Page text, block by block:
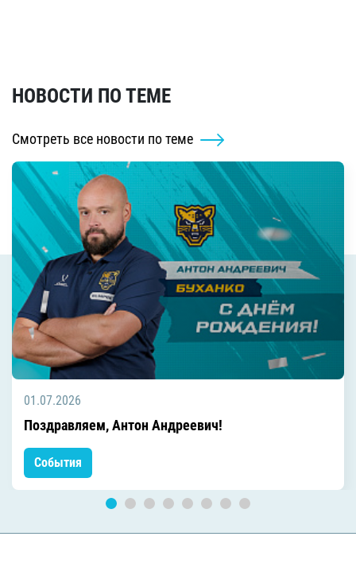
НОВОСТИ ПО ТЕМЕ
Смотреть все новости по теме
01.07.2026
Поздравляем, Антон Андреевич!
События